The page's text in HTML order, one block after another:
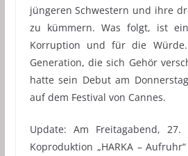
jüngeren Schwestern und ihre
zu kümmern. Was folgt, ist
Korruption und für die
Generation, die sich Gehör
hatte sein Debut am
auf dem Festival von Cannes.
Update: Am Freitagabend,
Koproduktion „HARKA –